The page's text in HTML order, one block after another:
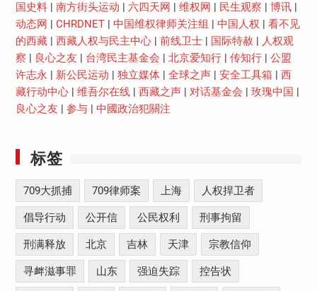
国史料| 南方街头运动 六四天网 维权网 民生观察 博讯|
动态网
CHRDNET| 中国维权律师关注组 中国人权
看不见
的西藏| 西藏人权与民主中心| 前线卫士| 国际特赦
人权观
察
良心之友 台湾民主基金会 北京爱知行| 传知行| 公盟
许志永
新公民运动 独立媒体| 全球之声| 安全工具箱
西
藏行动中心| 维吾尔在线| 西藏之声| 对话基金会 玫瑰中国
良心之友
参与| 中國政治犯關注
标签
709大抓捕 709律师案 上海 人权捍卫者
倡导行动 公开信 公民权利 刑事拘留
刑满释放 北京 吉林 天津 宗教信仰
寻衅滋事罪 山东 强迫失踪 控告状